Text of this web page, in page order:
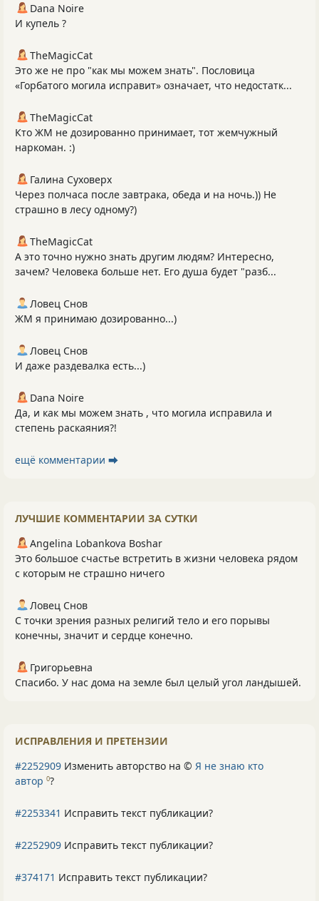
Dana Noire
И купель ?
TheMagicCat
Это же не про "как мы можем знать". Пословица
«Горбатого могила исправит» означает, что недостатк...
TheMagicCat
Кто ЖМ не дозированно принимает, тот жемчужный
наркоман. :)
Галина Суховерх
Через полчаса после завтрака, обеда и на ночь.)) Не
страшно в лесу одному?)
TheMagicCat
А это точно нужно знать другим людям? Интересно,
зачем? Человека больше нет. Его душа будет "разб...
Ловец Снов
ЖМ я принимаю дозированно...)
Ловец Снов
И даже раздевалка есть...)
Dana Noire
Да, и как мы можем знать , что могила исправила и
степень раскаяния?!
ещё комментарии ⮕
ЛУЧШИЕ КОММЕНТАРИИ ЗА СУТКИ
Angelina Lobankova Boshar
Это большое счастье встретить в жизни человека рядом
с которым не страшно ничего
Ловец Снов
С точки зрения разных религий тело и его порывы
конечны, значит и сердце конечно.
Григорьевна
Спасибо. У нас дома на земле был целый угол ландышей.
ИСПРАВЛЕНИЯ И ПРЕТЕНЗИИ
#2252909 Изменить авторство на © Я не знаю кто
автор 0?
#2253341 Исправить текст публикации?
#2252909 Исправить текст публикации?
#374171 Исправить текст публикации?